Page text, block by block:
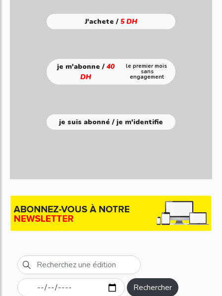
J'achete / 5 DH
je m'abonne /40
DH
le premier mois
sans
engagement
je suis abonné / je m'identifie
Rechercher